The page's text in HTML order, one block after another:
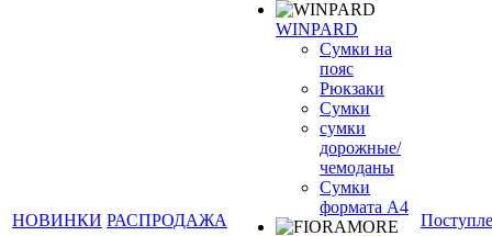
НОВИНКИ РАСПРОДАЖА
WINPARD
Сумки на
пояс
Рюкзаки
Сумки
сумки
дорожные/
чемоданы
Сумки
формата А4